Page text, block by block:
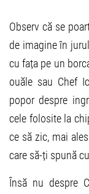
Observ că se
de imagine în
cu fața pe un
ouăle sau Chef
popor despre
cele folosite la
ce să zic, mai
care să-ți spună
Însă nu despre